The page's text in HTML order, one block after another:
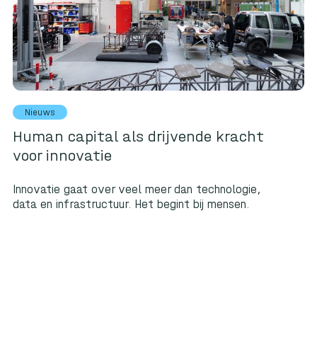
Nieuws
Human capital als drijvende kracht
voor innovatie
Innovatie gaat over veel meer dan technologie,
data en infrastructuur. Het begint bij mensen.